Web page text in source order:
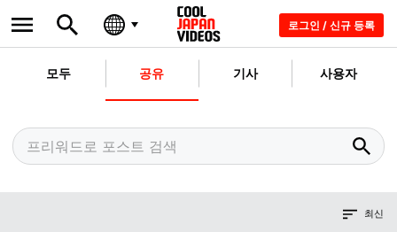
로그인 / 신규 등록
모두 공유 기사 사용자
최신